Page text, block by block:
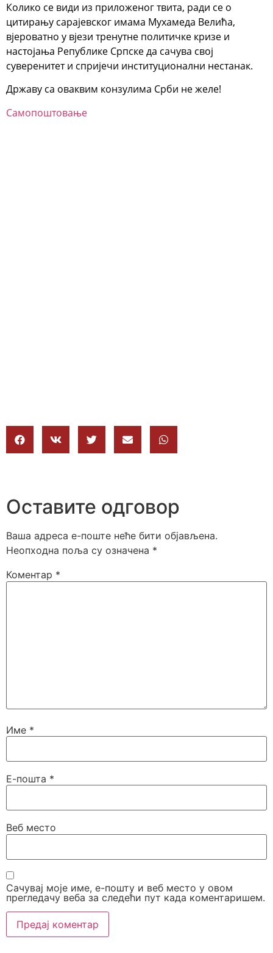
Колико се види из приложеног твита, ради се о
цитирању сарајевског имама Мухамеда Велића,
вјероватно у вјези тренутне политичке кризе и
настојања Републике Српске да сачува свој
суверенитет и спријечи институционални нестанак.
Државу са оваквим конзулима Срби не желе!
Самопоштовање
Оставите одговор
Ваша адреса е-поште неће бити објављена.
Неопходна поља су означена *
Коментар *
Име *
Е-пошта *
Веб место
Сачувај моје име, е-пошту и веб место у овом
прегледачу веба за следећи пут када коментаришем.